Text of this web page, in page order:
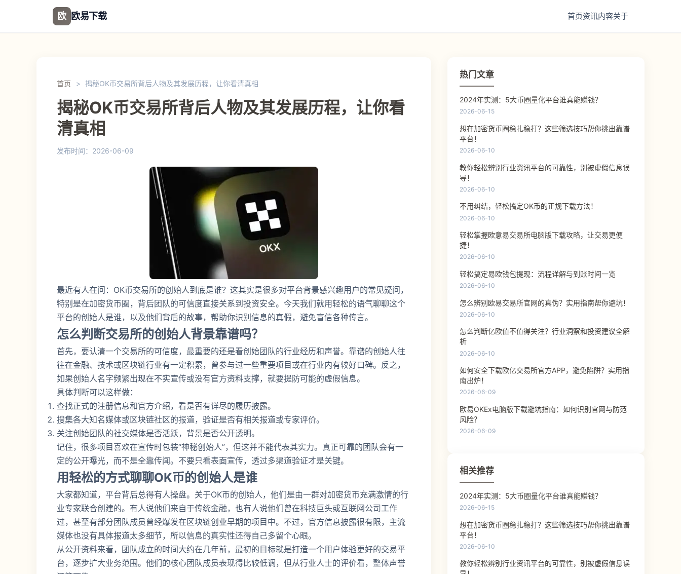
欧 欧易下载 首页资讯内容关于
首页 > 揭秘OK币交易所背后人物及其发展历程，让你看清真相
揭秘OK币交易所背后人物及其发展历程，让你看
清真相
发布时间：2026-06-09
最近有人在问：OK币交易所的创始人到底是谁？这其实是很多对平台背景感兴趣用户的常见疑问，
特别是在加密货币圈，背后团队的可信度直接关系到投资安全。今天我们就用轻松的语气聊聊这个
平台的创始人是谁，以及他们背后的故事，帮助你识别信息的真假，避免盲信各种传言。
怎么判断交易所的创始人背景靠谱吗？
首先，要认清一个交易所的可信度，最重要的还是看创始团队的行业经历和声誉。靠谱的创始人往
往在金融、技术或区块链行业有一定积累，曾参与过一些重要项目或在行业内有较好口碑。反之，
如果创始人名字频繁出现在不实宣传或没有官方资料支撑，就要提防可能的虚假信息。
具体判断可以这样做：
查找正式的注册信息和官方介绍，看是否有详尽的履历披露。
搜集各大知名媒体或区块链社区的报道，验证是否有相关报道或专家评价。
关注创始团队的社交媒体是否活跃，背景是否公开透明。
记住，很多项目喜欢在宣传时包装“神秘创始人”，但这并不能代表其实力。真正可靠的团队会有一
定的公开曝光，而不是全靠传闻。不要只看表面宣传，透过多渠道验证才是关键。
用轻松的方式聊聊OK币的创始人是谁
大家都知道，平台背后总得有人操盘。关于OK币的创始人，他们是由一群对加密货币充满激情的行
业专家联合创建的。有人说他们来自于传统金融，也有人说他们曾在科技巨头或互联网公司工作
过，甚至有部分团队成员曾经爆发在区块链创业早期的项目中。不过，官方信息披露很有限，主流
媒体也没有具体报道太多细节，所以信息的真实性还得自己多留个心眼。
从公开资料来看，团队成立的时间大约在几年前，最初的目标就是打造一个用户体验更好的交易平
台，逐步扩大业务范围。他们的核心团队成员表现得比较低调，但从行业人士的评价看，整体声誉
热门文章
2024年实测：5大币圈量化平台谁真能赚钱？
2026-06-15
想在加密货币圈稳扎稳打？这些筛选技巧帮你挑出靠谱
平台！
2026-06-10
教你轻松辨别行业资讯平台的可靠性，别被虚假信息误
导！
2026-06-10
不用纠结，轻松搞定OK币的正规下载方法！
2026-06-10
轻松掌握欧意易交易所电脑版下载攻略，让交易更便
捷！
2026-06-10
轻松搞定易欧钱包提现：流程详解与到账时间一览
2026-06-10
怎么辨别欧易交易所官网的真伪？实用指南帮你避坑！
2026-06-10
怎么判断亿欧值不值得关注？行业洞察和投资建议全解
析
2026-06-10
如何安全下载欧亿交易所官方APP，避免陷阱？实用指
南出炉！
2026-06-09
欧易OKEx电脑版下载避坑指南：如何识别官网与防范
风险？
2026-06-09
相关推荐
2024年实测：5大币圈量化平台谁真能赚钱？
2026-06-15
想在加密货币圈稳扎稳打？这些筛选技巧帮你挑出靠谱
平台！
2026-06-10
教你轻松辨别行业资讯平台的可靠性，别被虚假信息误